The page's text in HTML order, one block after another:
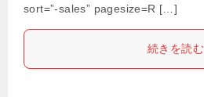
sort=”-sales” pagesize=R […]
続きを読む